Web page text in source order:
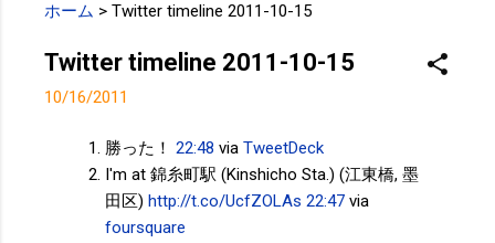
ホーム > Twitter timeline 2011-10-15
Twitter timeline 2011-10-15
10/16/2011
勝った！ 22:48 via TweetDeck
I'm at 錦糸町駅 (Kinshicho Sta.) (江東橋, 墨
田区) http://t.co/UcfZOLAs 22:47 via
foursquare